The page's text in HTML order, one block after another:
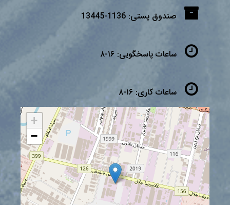
صندوق پستی: 1136-13445
ساعات پاسخگویی: ۱۶-۸
ساعات کاری: ۱۶-۸
+
−